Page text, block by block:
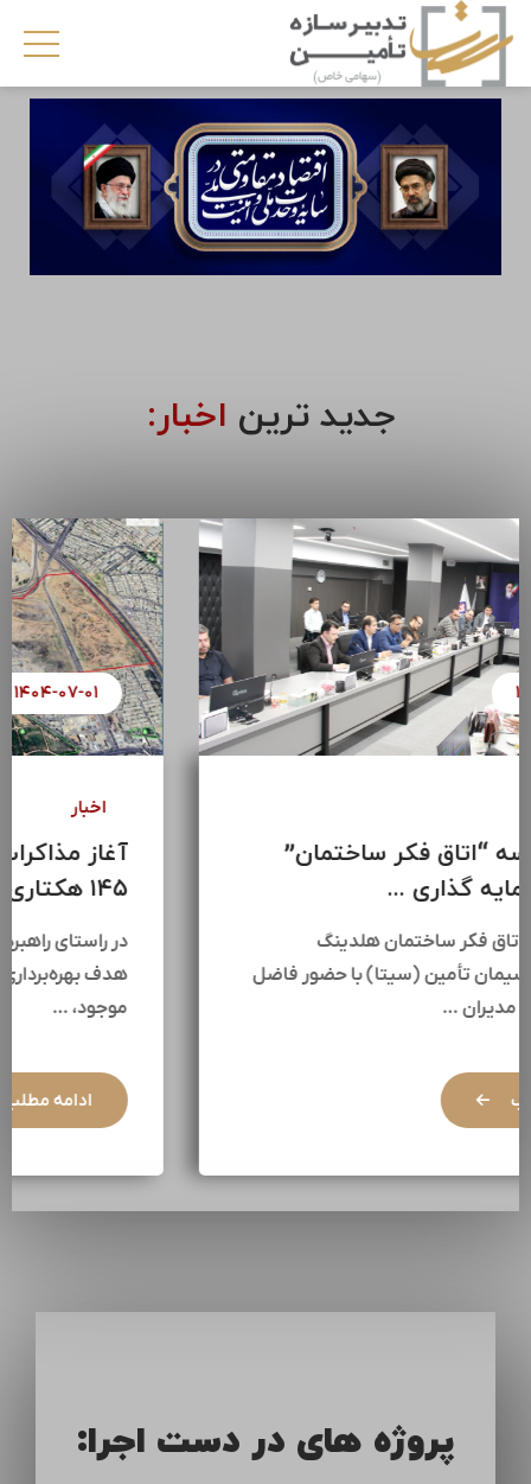
جدید ترین اخبار:
۱۴۰۴-۰۷-۰۸
سومین جلسه “اتاق فکر ساختمان”
هلدینگ سرمایه گذاری ...
سومین جلسه اتاق فکر ساختمان هلدینگ
سرمایه‌گذاری سیمان تأمین (سیتا) با حضور فاضل
عبیات،جمعی از مدیران …
پروژه های در دست اجرا: